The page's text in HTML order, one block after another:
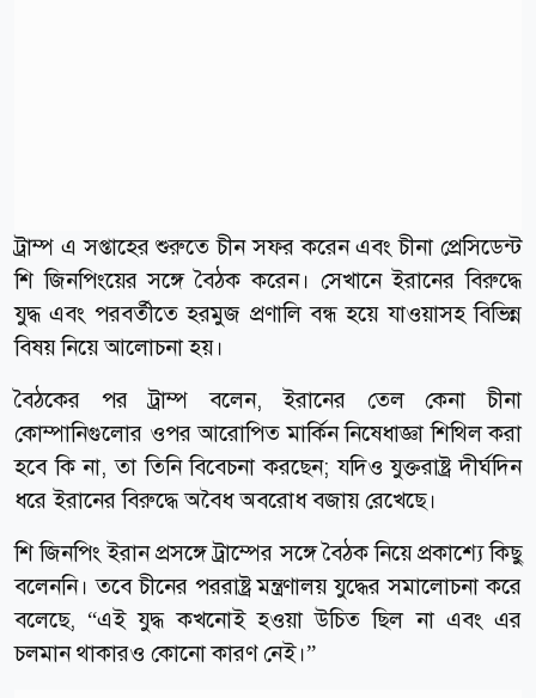
ট্রাম্প এ সপ্তাহের শুরুতে চীন সফর করেন এবং চীনা প্রেসিডেন্ট
শি জিনপিংয়ের সঙ্গে বৈঠক করেন। সেখানে ইরানের বিরুদ্ধে
যুদ্ধ এবং পরবর্তীতে হরমুজ প্রণালি বন্ধ হয়ে যাওয়াসহ বিভিন্ন
বিষয় নিয়ে আলোচনা হয়।
বৈঠকের পর ট্রাম্প বলেন, ইরানের তেল কেনা চীনা
কোম্পানিগুলোর ওপর আরোপিত মার্কিন নিষেধাজ্ঞা শিথিল করা
হবে কি না, তা তিনি বিবেচনা করছেন; যদিও যুক্তরাষ্ট্র দীর্ঘদিন
ধরে ইরানের বিরুদ্ধে অবৈধ অবরোধ বজায় রেখেছে।
শি জিনপিং ইরান প্রসঙ্গে ট্রাম্পের সঙ্গে বৈঠক নিয়ে প্রকাশ্যে কিছু
বলেননি। তবে চীনের পররাষ্ট্র মন্ত্রণালয় যুদ্ধের সমালোচনা করে
বলেছে, “এই যুদ্ধ কখনোই হওয়া উচিত ছিল না এবং এর
চলমান থাকারও কোনো কারণ নেই।”